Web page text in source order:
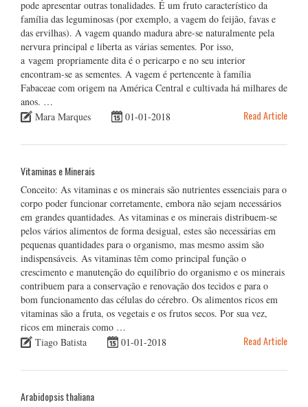
pode apresentar outras tonalidades. É um fruto característico da
família das leguminosas (por exemplo, a vagem do feijão, favas e
das ervilhas). A vagem quando madura abre-se naturalmente pela
nervura principal e liberta as várias sementes. Por isso,
a vagem propriamente dita é o pericarpo e no seu interior
encontram-se as sementes. A vagem é pertencente à família
Fabaceae com origem na América Central e cultivada há milhares de
anos. …
Mara Marques
01-01-2018 Read Article
Vitaminas e Minerais
Conceito: As vitaminas e os minerais são nutrientes essenciais para o
corpo poder funcionar corretamente, embora não sejam necessários
em grandes quantidades. As vitaminas e os minerais distribuem-se
pelos vários alimentos de forma desigual, estes são necessárias em
pequenas quantidades para o organismo, mas mesmo assim são
indispensáveis. As vitaminas têm como principal função o
crescimento e manutenção do equilíbrio do organismo e os minerais
contribuem para a conservação e renovação dos tecidos e para o
bom funcionamento das células do cérebro. Os alimentos ricos em
vitaminas são a fruta, os vegetais e os frutos secos. Por sua vez,
ricos em minerais como …
Tiago Batista
01-01-2018 Read Article
Arabidopsis thaliana